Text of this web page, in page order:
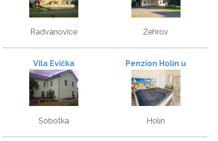
Radvánovice Žehrov
Vila Evička
Sobotka
Penzion Holín u
Prachovských skal
Holín